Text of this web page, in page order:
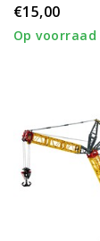
€15,00
Op voorraad